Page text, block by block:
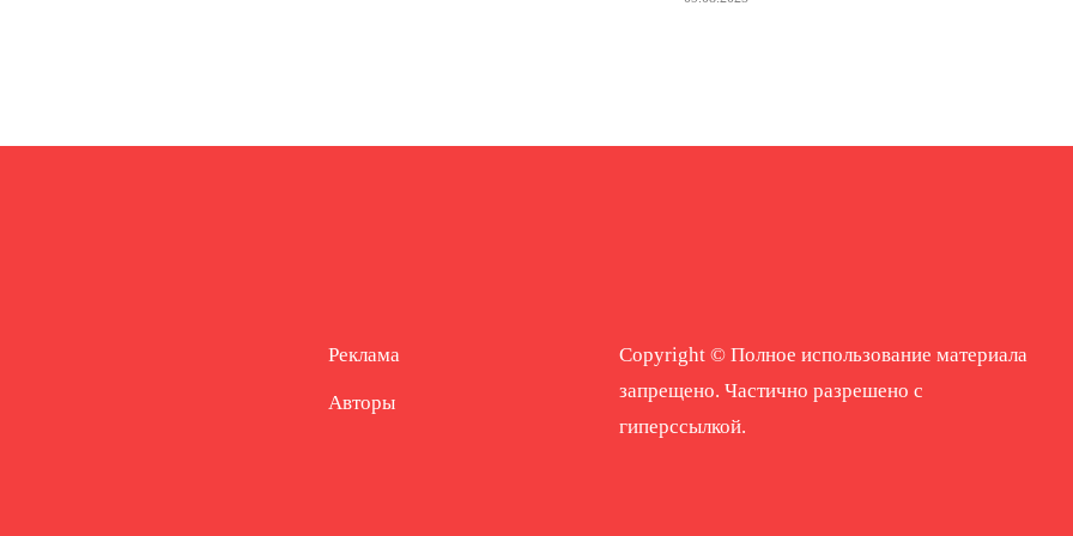
Реклама
Авторы
Copyright © Полное использование материала
запрещено. Частично разрешено с
гиперссылкой.